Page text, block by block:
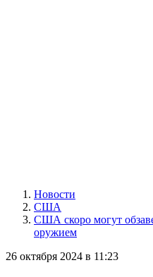
Новости
США
США скоро могут
оружием
26 октября 2024 в 11:23